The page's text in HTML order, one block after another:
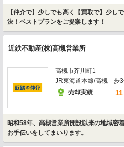
【仲介で】少しでも高く【買取で】少し
決！ベストプランをご提案します！
近鉄不動産(株)高槻営業所
高槻市芥川町1
JR東海道本線/高槻 歩
売却実績
11
昭和58年、高槻営業所開設以来の地域密
お手伝いをしてまいります。